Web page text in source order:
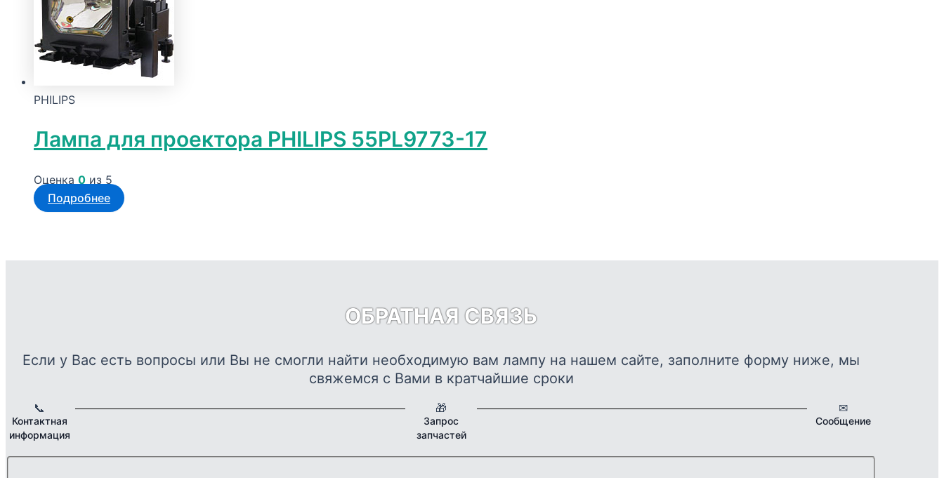
19973 ₽
PHILIPS
Лампа для проектора PHILIPS 55PL9773-17
Оценка 0 из 5
Подробнее
ОБРАТНАЯ СВЯЗЬ
Если у Вас есть вопросы или Вы не смогли найти необходимую вам лампу на нашем сайте, заполните форму ниже, мы
свяжемся с Вами в кратчайшие сроки
📞
Контактная
информация
🎁
Запрос
запчастей
✉
Сообщение